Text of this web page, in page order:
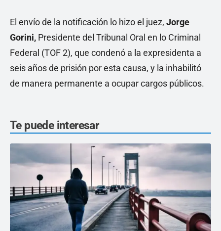
El envío de la notificación lo hizo el juez, Jorge
Gorini, Presidente del Tribunal Oral en lo Criminal
Federal (TOF 2), que condenó a la expresidenta a
seis años de prisión por esta causa, y la inhabilitó
de manera permanente a ocupar cargos públicos.
Te puede interesar